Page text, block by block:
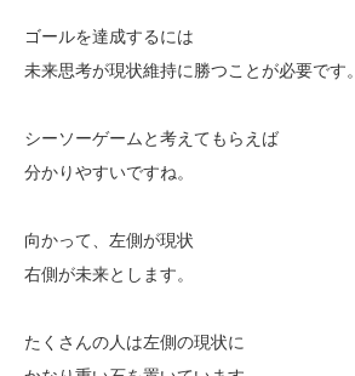
ゴールを達成するには
未来思考が現状維持に勝つことが必要です。
シーソーゲームと考えてもらえば
分かりやすいですね。
向かって、左側が現状
右側が未来とします。
たくさんの人は左側の現状に